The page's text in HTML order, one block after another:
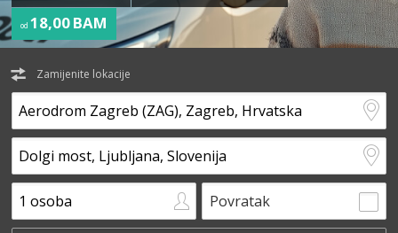
od 18,00 BAM
Zamijenite lokacije
Povratak